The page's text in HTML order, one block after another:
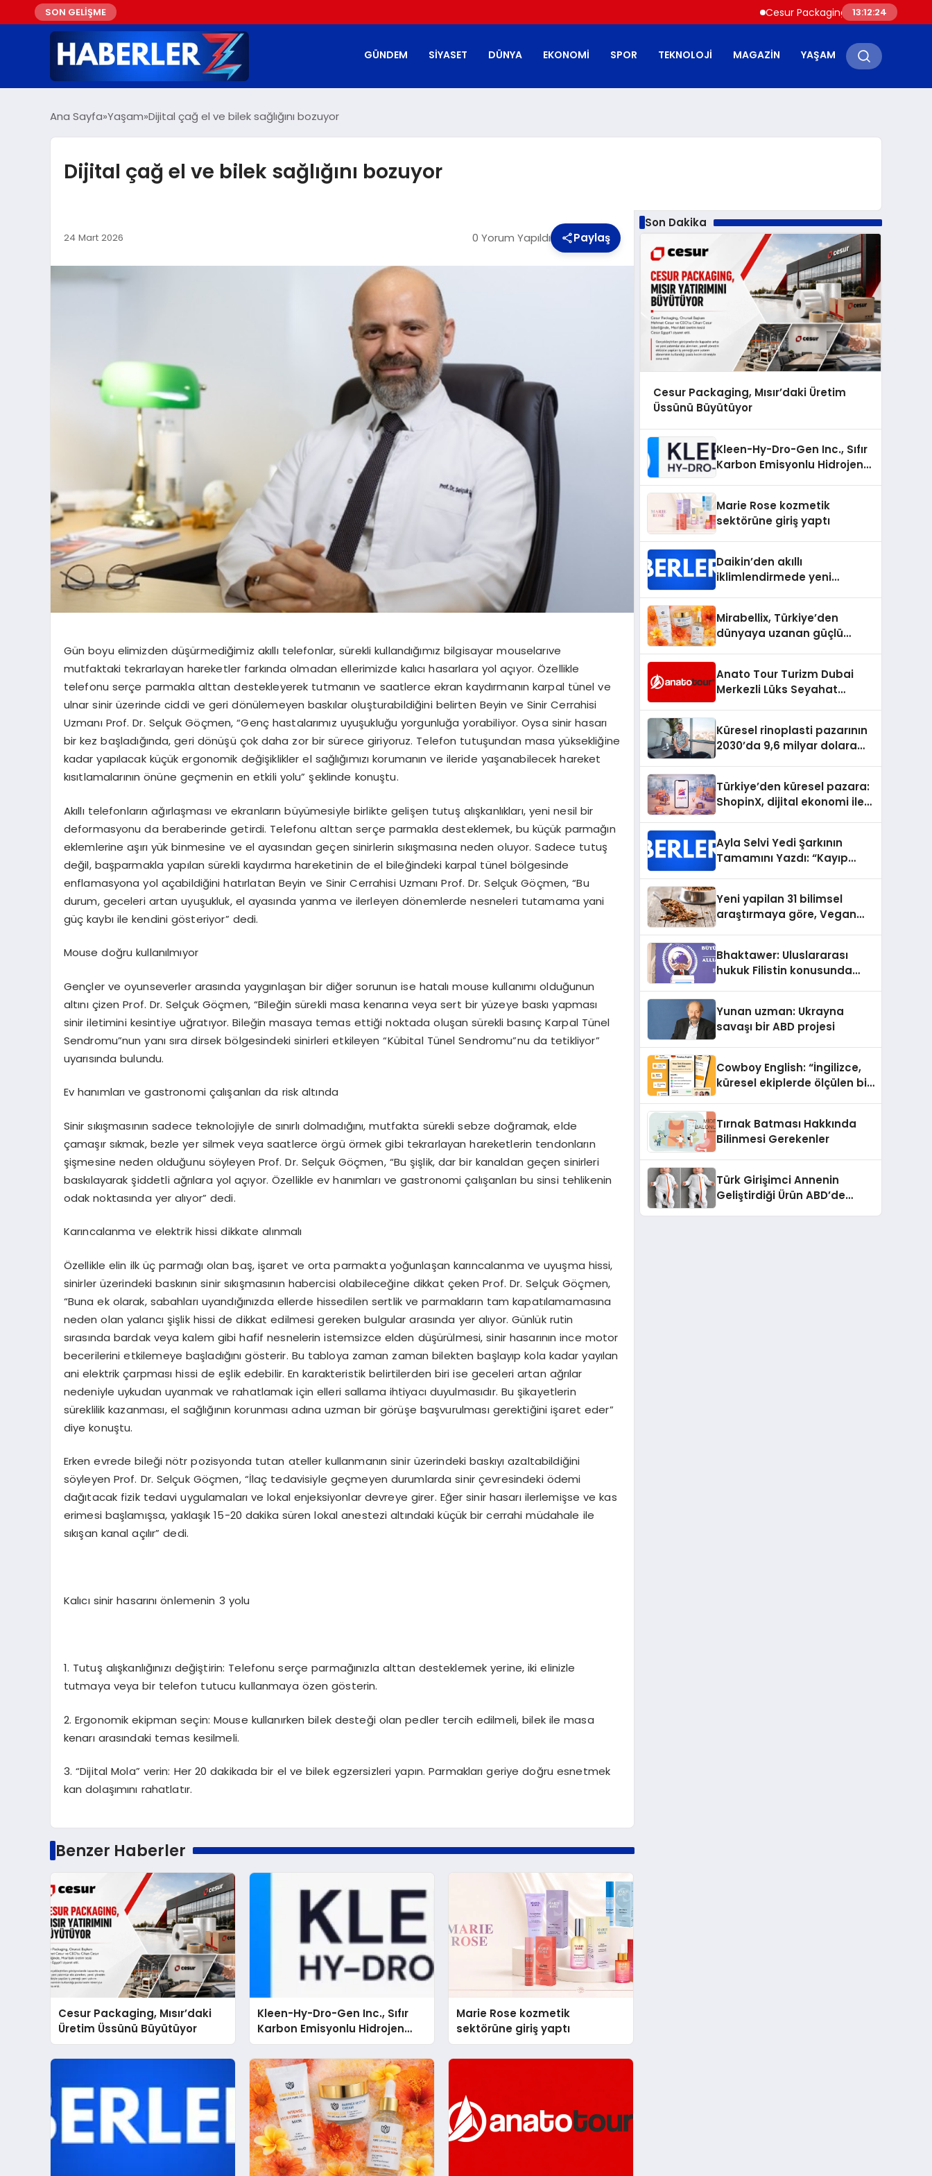
SON GELİŞME Cesur Packaging, Mısır’daki Üretim
13:12:25
GÜNDEM SIYASET DÜNYA EKONOMI SPOR TEKNOLOJI MAGAZIN YAŞAM
Ana Sayfa Yaşam Dijital çağ el ve bilek sağlığını bozuyor
Dijital çağ el ve bilek sağlığını bozuyor
24 Mart 2026 0 Yorum Yapıldı Paylaş
Gün boyu elimizden düşürmediğimiz akıllı telefonlar, sürekli kullandığımız bilgisayarmouselarıve
mutfaktaki tekrarlayan hareketler farkında olmadan ellerimizde kalıcı hasarlara yol açıyor. Özellikle
telefonu serçe parmakla alttan destekleyerek tutmanın ve saatlerce ekran kaydırmanın karpal tünel ve
ulnar sinir üzerinde ciddi ve geri dönülemeyen baskılar oluşturabildiğini belirten Beyin ve Sinir Cerrahisi
Uzmanı Prof. Dr. Selçuk Göçmen, “Genç hastalarımız uyuşukluğu yorgunluğa yorabiliyor. Oysa sinir hasarı
bir kez başladığında, geri dönüşü çok daha zor bir sürece giriyoruz. Telefon tutuşundan masa yüksekliğine
kadar yapılacak küçük ergonomik değişiklikler el sağlığımızı korumanın ve ileride yaşanabilecek hareket
kısıtlamalarının önüne geçmenin en etkili yolu” şeklinde konuştu.
Akıllı telefonların ağırlaşması ve ekranların büyümesiyle birlikte gelişen tutuş alışkanlıkları, yeni nesil bir
deformasyonu da beraberinde getirdi. Telefonu alttan serçe parmakla desteklemek, bu küçük parmağın
eklemlerine aşırı yük binmesine ve el ayasından geçen sinirlerin sıkışmasına neden oluyor. Sadece tutuş
değil, başparmakla yapılan sürekli kaydırma hareketinin de el bileğindeki karpal tünel bölgesinde
enflamasyona yol açabildiğini hatırlatan Beyin ve Sinir Cerrahisi Uzmanı Prof. Dr. Selçuk Göçmen, “Bu
durum, geceleri artan uyuşukluk, el ayasında yanma ve ilerleyen dönemlerde nesneleri tutamama yani
güç kaybı ile kendini gösteriyor” dedi.
Mouse doğru kullanılmıyor
Gençler ve oyunseverlerarasında yaygınlaşan bir diğer sorunun ise hatalımouse kullanımı olduğunun
altını çizen Prof. Dr. Selçuk Göçmen, “Bileğin sürekli masa kenarına veya sert bir yüzeye baskı yapması
sinir iletimini kesintiye uğratıyor. Bileğin masaya temas ettiği noktada oluşan sürekli basınç Karpal Tünel
Sendromu”nun yanı sıra dirsek bölgesindeki sinirleri etkileyen “Kübital TünelSendromu”nu da tetikliyor”
uyarısında bulundu.
Ev hanımları ve gastronomi çalışanları da risk altında
Sinir sıkışmasının sadece teknolojiyle de sınırlı dolmadığını, mutfakta sürekli sebze doğramak, elde
çamaşır sıkmak, bezle yer silmek veya saatlerce örgü örmek gibi tekrarlayan hareketlerin tendonların
şişmesine neden olduğunu söyleyen Prof. Dr. Selçuk Göçmen, “Bu şişlik, dar bir kanaldan geçen sinirleri
baskılayarak şiddetli ağrılara yol açıyor. Özellikle ev hanımları ve gastronomi çalışanları bu sinsi tehlikenin
odak noktasında yer alıyor” dedi.
Karıncalanma ve elektrik hissi dikkate alınmalı
Özellikle elin ilk üç parmağı olan baş, işaret ve orta parmakta yoğunlaşan karıncalanma ve uyuşma hissi,
sinirler üzerindeki baskının sinir sıkışmasının habercisi olabileceğine dikkat çeken Prof. Dr. Selçuk Göçmen,
“Buna ek olarak, sabahları uyandığınızda ellerde hissedilen sertlik ve parmakların tam kapatılamamasına
neden olan yalancı şişlik hissi de dikkat edilmesi gereken bulgular arasında yer alıyor. Günlük rutin
sırasında bardak veya kalem gibi hafif nesnelerin istemsizce elden düşürülmesi, sinir hasarının ince motor
becerilerini etkilemeye başladığını gösterir. Bu tabloya zaman zaman bilekten başlayıp kola kadar yayılan
ani elektrik çarpması hissi de eşlik edebilir. En karakteristikbelirtilerden biri ise geceleri artan ağrılar
nedeniyle uykudan uyanmak ve rahatlamak için elleri sallama ihtiyacı duyulmasıdır. Bu şikayetlerin
süreklilik kazanması, el sağlığının korunması adına uzman bir görüşe başvurulması gerektiğini işaret eder”
diye konuştu.
Erken evrede bileği nötr pozisyonda tutan ateller kullanmanın sinir üzerindeki baskıyı azaltabildiğini
söyleyen Prof. Dr. Selçuk Göçmen, “İlaç tedavisiyle geçmeyen durumlarda sinir çevresindeki ödemi
dağıtacak fizik tedavi uygulamaları ve lokal enjeksiyonlar devreye girer. Eğer sinir hasarı ilerlemişse ve kas
erimesi başlamışsa, yaklaşık 15-20 dakika süren lokal anestezi altındaki küçük bir cerrahi müdahale ile
sıkışan kanal açılır” dedi.
Kalıcı sinir hasarını önlemenin 3 yolu
1. Tutuş alışkanlığınızı değiştirin: Telefonu serçe parmağınızla alttan desteklemek yerine, iki elinizle
tutmaya veya bir telefon tutucu kullanmaya özen gösterin.
2. Ergonomik ekipman seçin: Mouse kullanırken bilek desteği olan pedler tercih edilmeli, bilek ile masa
kenarı arasındaki temas kesilmeli.
3. “Dijital Mola” verin: Her 20 dakikada bir el ve bilek egzersizleri yapın. Parmakları geriye doğru esnetmek
kan dolaşımını rahatlatır.
Benzer Haberler
Cesur Packaging, Mısır’daki
Üretim Üssünü Büyütüyor
Kleen-Hy-Dro-Gen Inc., Sıfır
Karbon Emisyonlu Hidrojen
Isıtma Teknolojisinde ISO ve
TSSA Düzenleyici Onaylarını
Aldı
Marie Rose kozmetik
sektörüne giriş yaptı
Son Dakika
Cesur Packaging, Mısır’daki Üretim
Üssünü Büyütüyor
Kleen-Hy-Dro-Gen Inc., Sıfır
Karbon Emisyonlu Hidrojen
Aldı
Marie Rose kozmetik
sektörüne giriş yaptı
Daikin’den akıllı
iklimlendirmede yeni
Mirabellix, Türkiye’den
dünyaya uzanan güçlü
Anato Tour Turizm Dubai
Merkezli Lüks Seyahat
Küresel rinoplasti pazarının
2030’da 9,6 milyar dolara
Türkiye’den küresel pazara:
ShopinX, dijital ekonomi ile
Ayla Selvi Yedi Şarkının
Tamamını Yazdı: “Kayıp
Yeni yapilan 31 bilimsel
araştırmaya göre, Vegan
Sindirildiğini Ortaya Koydu
Bhaktawer: Uluslararası
hukuk Filistin konusunda
Yunan uzman: Ukrayna
savaşı bir ABD projesi
Cowboy English: “İngilizce,
küresel ekiplerde ölçülen bir
Tırnak Batması Hakkında
Bilinmesi Gerekenler
Türk Girişimci Annenin
Geliştirdiği Ürün ABD’de